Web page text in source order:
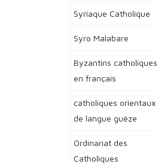
Syriaque Catholique
Syro Malabare
Byzantins catholiques
en français
catholiques orientaux
de langue guèze
Ordinariat des
Catholiques